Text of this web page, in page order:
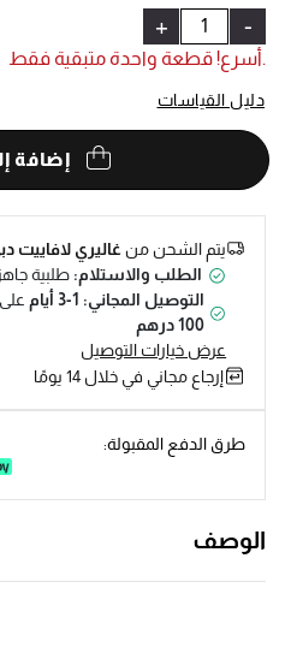
-
+
.أسرع! قطعة واحدة متبقية فقط
دليل القياسات
إضافة
يتم الشحن منغاليري لافاييت
الطلب والاستلام: طلبية
التوصيل المجاني: 1-3 أيام
100 درهم
عرض خيارات التوصيل
إرجاع مجاني في خلال 14 يومًا
طرق الدفع المقبولة:
الوصف